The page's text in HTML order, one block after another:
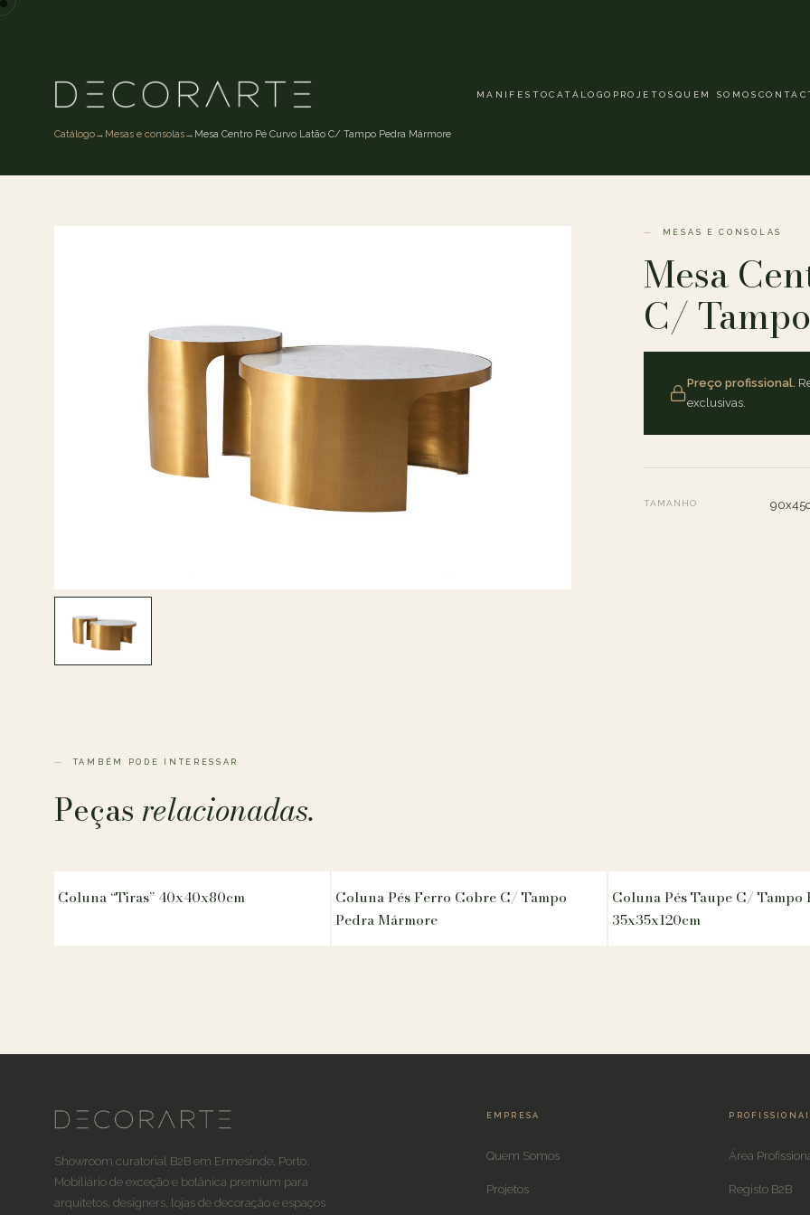
MANIFESTOCATÁLOGO PROJETOS QUEM SOMOS
Catálogo→ Mesas e consolas→ Mesa Centro Pé Curvo Latão C/ Tampo Pedra Mármore
MESAS E CONSOLAS
Mesa
C/
Preço profissional.
exclusivas.
TAMANHO
TAMBÉM PODE INTERESSAR
Peçasrelacionadas.
Coluna “Tiras” 40x40x80cm
Coluna Pés Ferro Cobre C/ Tampo
Pedra Mármore
Coluna Pés Taupe C/ Tampo
35x35x120cm
Showroom curatorial B2B em Ermesinde, Porto.
Mobiliário de exceção e botânica premium para
arquitetos, designers, lojas de decoração e espaços
EMPRESA
Quem Somos
Projetos
Área
Registo B2B